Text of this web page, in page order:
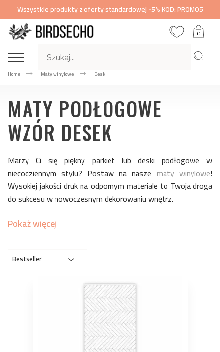
Wszystkie produkty z oferty standardowej-5%KOD: PROMO5
0
Home Maty winylowe Deski
MATY PODŁOGOWE
WZÓR DESEK
Marzy Ci się piękny parkiet lub deski podłogowe w
niecodziennym stylu? Postaw na nasze maty winylowe!
Wysokiej jakości druk na odpornym materiale to Twoja droga
do sukcesu w nowoczesnym dekorowaniu wnętrz.
Pokaż więcej
Bestseller